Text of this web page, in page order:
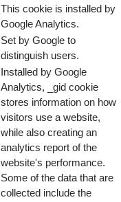
This cookie is installed by
Google Analytics.
Set by Google to
distinguish users.
Installed by Google
Analytics, _gid cookie
stores information on how
visitors use a website,
while also creating an
analytics report of the
website's performance.
Some of the data that are
collected include the